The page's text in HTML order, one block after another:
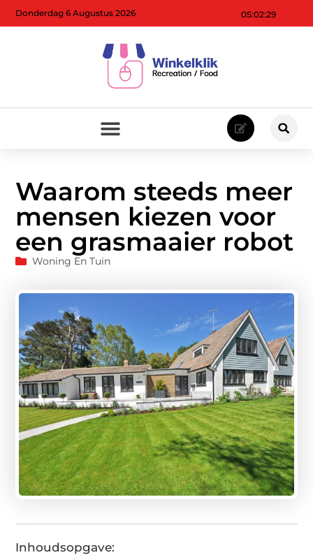
05:02:31
Donderdag 6 Augustus 2026
Waarom steeds meer
mensen kiezen voor
een grasmaaier robot
Woning En Tuin
Inhoudsopgave: